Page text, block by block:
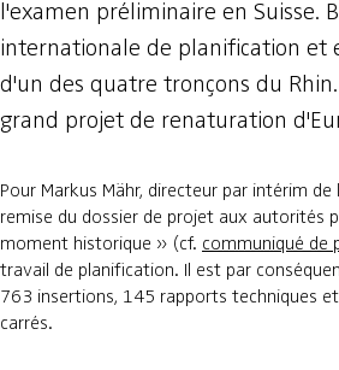
l'examen préliminaire en Suisse.
internationale de planification et
d'un des quatre tronçons du
grand projet de renaturation
Pour Markus Mähr, directeur par intérim
remise du dossier de projet aux autorités
moment historique » (cf. communiqué de
travail de planification. Il est par
763 insertions, 145 rapports techniques
carrés.